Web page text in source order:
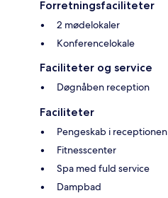
Forretningsfaciliteter
2 mødelokaler
Konferencelokale
Faciliteter og service
Døgnåben reception
Faciliteter
Pengeskab i receptionen
Fitnesscenter
Spa med fuld service
Dampbad